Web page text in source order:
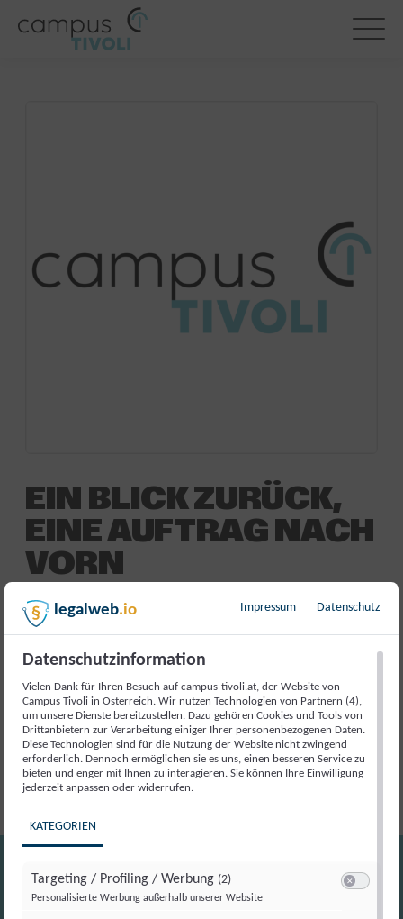
EIN BLICK ZURÜCK,
EINE AUFTRAG NACH
VORN
0,00 €
inkl. 20 % MwSt.
[{“id”:4918141,”token”:”5ZM4C9″,”data”:[]}]
Nicht vorrätig
Artikelnummer:17272 Kategorie:Veranstaltung
legalweb.io Impressum Datenschutz
Datenschutzinformation
Vielen Dank für Ihren Besuch auf campus-tivoli.at, der Website von
Campus Tivoli in Österreich. Wir nutzen Technologien von Partnern (4),
um unsere Dienste bereitzustellen. Dazu gehören Cookies und Tools von
Drittanbietern zur Verarbeitung einiger Ihrer personenbezogenen Daten.
Diese Technologien sind für die Nutzung der Website nicht zwingend
erforderlich. Dennoch ermöglichen sie es uns, einen besseren Service zu
bieten und enger mit Ihnen zu interagieren. Sie können Ihre Einwilligung
jederzeit anpassen oder widerrufen.
KATEGORIEN
Targeting / Profiling / Werbung (2)
Personalisierte Werbung außerhalb unserer Website